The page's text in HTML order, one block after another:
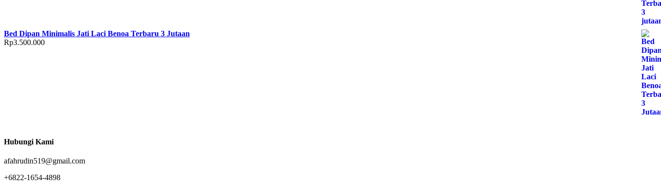
Bed Dipan Minimalis Jati Laci Benoa Terbaru 3 Jutaan
Rp3.500.000
Hubungi Kami
afahrudin519@gmail.com
+6822-1654-4898